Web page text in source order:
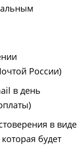
России)
в день
в виде
будет